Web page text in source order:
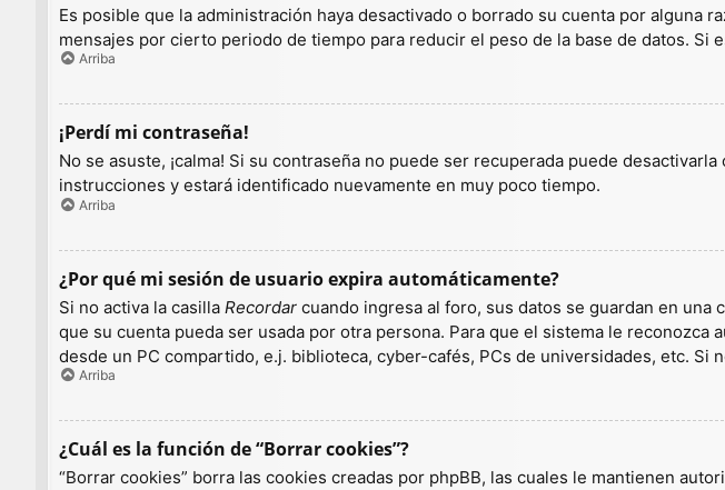
Es posible que la administración haya desactivado o borrado su cuenta por
mensajes por cierto periodo de tiempo para reducir el peso de la base de datos. Si
Arriba
¡Perdí mi contraseña!
No se asuste, ¡calma! Si su contraseña no puede ser recuperada puede
instrucciones y estará identificado nuevamente en muy poco tiempo.
Arriba
¿Por qué mi sesión de usuario expira automáticamente?
Si no activa la casilla Recordar cuando ingresa al foro, sus datos se guardan en
que su cuenta pueda ser usada por otra persona. Para que el sistema le
desde un PC compartido, e.j. biblioteca, cyber-cafés, PCs de universidades, etc.
Arriba
¿Cuál es la función de “Borrar cookies”?
“Borrar cookies” borra las cookies creadas por phpBB, las cuales le mantienen